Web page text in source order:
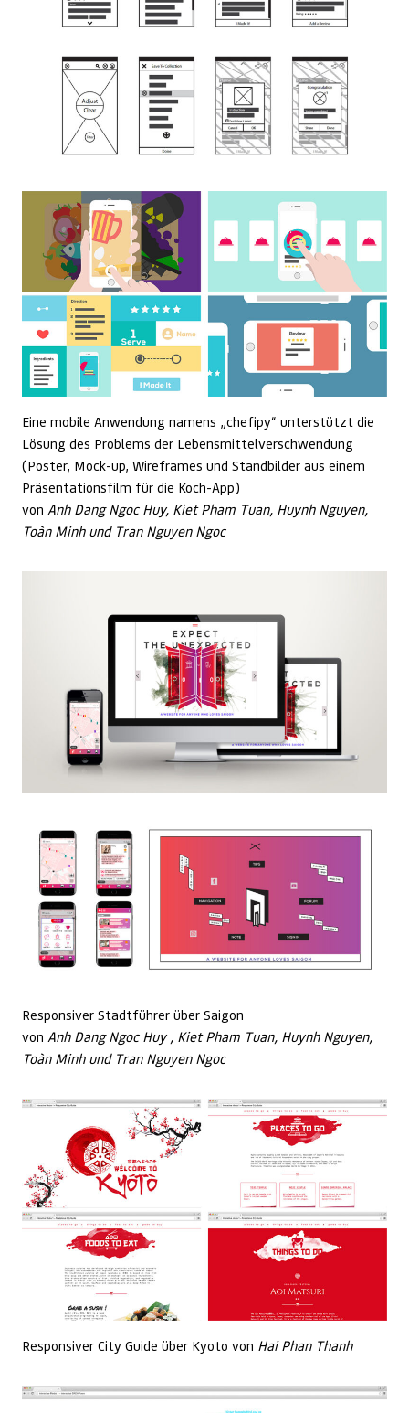
Eine mobile Anwendung namens „chefipy“ unterstützt die
Lösung des Problems der Lebensmittelverschwendung
(Poster, Mock-up, Wireframes und Standbilder aus einem
Präsentationsfilm für die Koch-App)
von Anh Dang Ngoc Huy, Kiet Pham Tuan, Huynh Nguyen,
Toàn Minh und Tran Nguyen Ngoc
Responsiver Stadtführer über Saigon
von Anh Dang Ngoc Huy , Kiet Pham Tuan, Huynh Nguyen,
Toàn Minh und Tran Nguyen Ngoc
Responsiver City Guide über Kyoto von Hai Phan Thanh